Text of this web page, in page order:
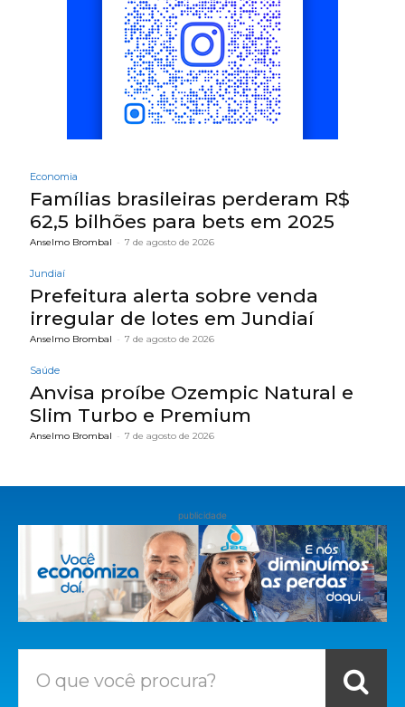
Economia
Famílias brasileiras perderam R$
62,5 bilhões para bets em 2025
Anselmo Brombal - 7 de agosto de 2026
Jundiaí
Prefeitura alerta sobre venda
irregular de lotes em Jundiaí
Anselmo Brombal - 7 de agosto de 2026
Saúde
Anvisa proíbe Ozempic Natural e
Slim Turbo e Premium
Anselmo Brombal - 7 de agosto de 2026
publicidade
O que você procura?